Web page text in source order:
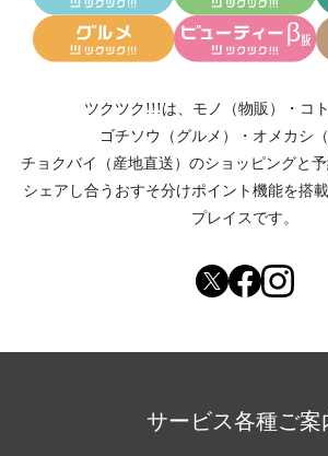
ツクツク!!!は、 モノ（物販） ・ コ
ゴチソウ（グルメ）
・ オメカシ（
チョクバイ（産地直送） のショッピングと予
シェアし合う おすそ分けポイント機能を搭
プレイスです。
サービス各種ご案